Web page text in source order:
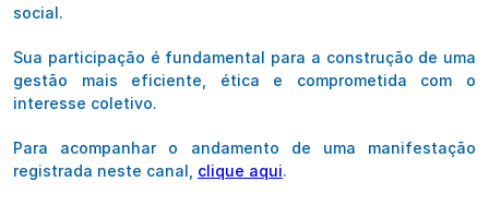
social.
Sua participação é fundamental para a construção de uma
gestão mais eficiente, ética e comprometida com o
interesse coletivo.
Para acompanhar o andamento de uma manifestação
registrada neste canal, clique aqui.